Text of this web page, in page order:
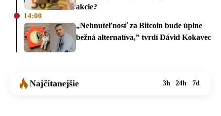
akcie?
14:00
„Nehnuteľnosť za Bitcoin bude úplne
bežná alternatíva,” tvrdí Dávid Kokavec
Najčítanejšie 3h 24h 7d